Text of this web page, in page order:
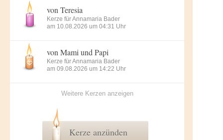
von Teresia
Kerze für Annamaria Bader
am 10.08.2026 um 04:31 Uhr
von Mami und Papi
Kerze für Annamaria Bader
am 09.08.2026 um 14:22 Uhr
Weitere Kerzen anzeigen
Kerze anzünden